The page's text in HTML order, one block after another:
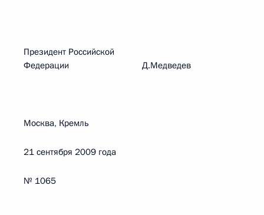
Президент Российской
Федерации Д.Медведев
Москва, Кремль
21 сентября 2009 года
№ 1065